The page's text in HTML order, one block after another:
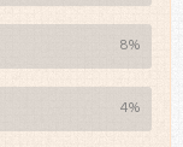
8%
4%